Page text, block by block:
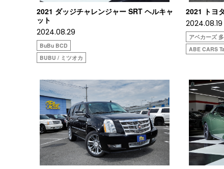
2021 ダッジチャレンジャー SRT ヘルキャ
ット
2024.08.29
BuBu BCD
BUBU / ミツオカ
2021 トヨ
2024.08.19
アベカーズ
ABE CARS